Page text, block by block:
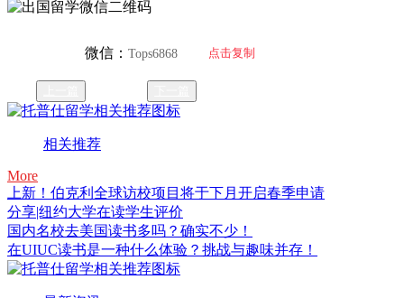
微信：Tops6868 点击复制
相关推荐
More
上新！伯克利全球访校项目将于下月开启春季申请
分享|纽约大学在读学生评价
国内名校去美国读书多吗？确实不少！
在UIUC读书是一种什么体验？挑战与趣味并存！